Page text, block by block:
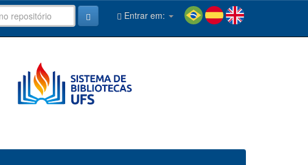
Entrar em: